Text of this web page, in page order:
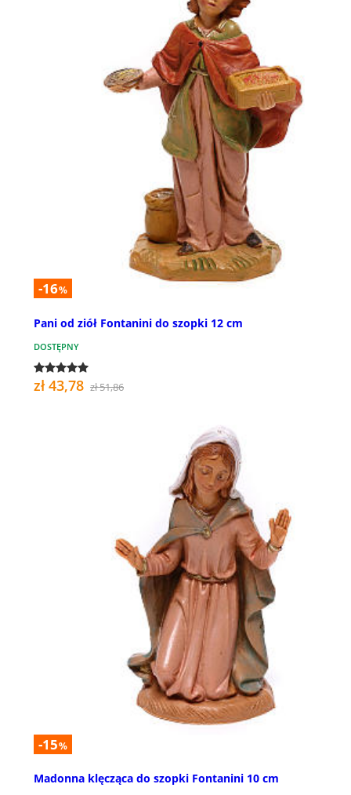
-16%
Pani od ziół Fontanini do szopki 12 cm
DOSTĘPNY
zł 43,78 zł 51,86
-15%
Madonna klęcząca do szopki Fontanini 10 cm